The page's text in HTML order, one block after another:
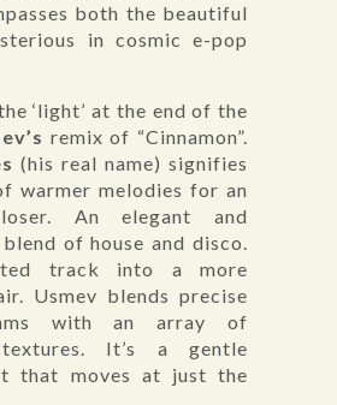
both the beautiful
in cosmic e-pop
‘light’ at the end of the
remix of “Cinnamon”.
(his real name) signifies
warmer melodies for an
An elegant and
of house and disco.
track into a more
Usmev blends precise
with an array of
It’s a gentle
that moves at just the